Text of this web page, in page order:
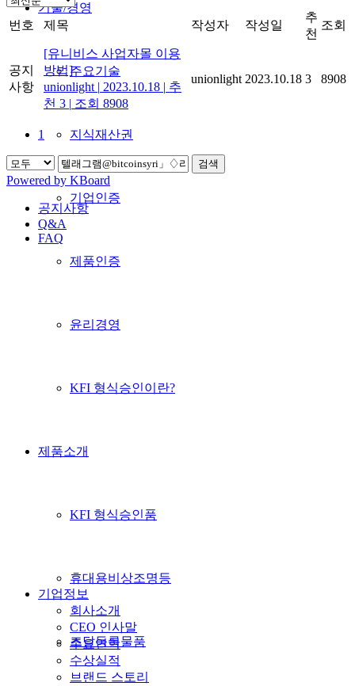
기술/경영
주요기술
지식재산권
기업인증
제품인증
윤리경영
KFI 형식승인이란?
제품소개
KFI 형식승인품
휴대용비상조명등
조달등록물품
번호 제목 작성자 작성일
추
천
조회
공지
사항
[유니비스 사업자몰 이용
방법]
unionlight | 2023.10.18 | 추
천 3 | 조회 8908
unionlight 2023.10.18 3 8908
1
검색
Powered by KBoard
공지사항
Q&A
FAQ
기업정보
회사소개
CEO 인사말
주요연혁
수상실적
브랜드 스토리